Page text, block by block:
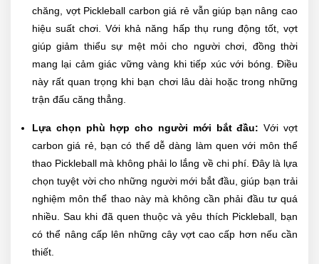
chăng, vợt Pickleball carbon giá rẻ vẫn giúp bạn nâng cao
hiệu suất chơi. Với khả năng hấp thụ rung động tốt, vợt
giúp giảm thiểu sự mệt mỏi cho người chơi, đồng thời
mang lại cảm giác vững vàng khi tiếp xúc với bóng. Điều
này rất quan trọng khi bạn chơi lâu dài hoặc trong những
trận đấu căng thẳng.
Lựa chọn phù hợp cho người mới bắt đầu:Với vợt
carbon giá rẻ, bạn có thể dễ dàng làm quen với môn thể
thao Pickleball mà không phải lo lắng về chi phí. Đây là lựa
chọn tuyệt vời cho những người mới bắt đầu, giúp bạn trải
nghiệm môn thể thao này mà không cần phải đầu tư quá
nhiều. Sau khi đã quen thuộc và yêu thích Pickleball, bạn
có thể nâng cấp lên những cây vợt cao cấp hơn nếu cần
thiết.